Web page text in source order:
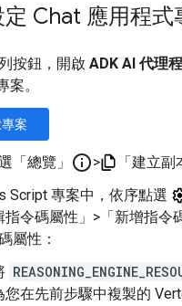
Chat 應用程式
按鈕，開啟 ADK AI 代理
案。
案
「總覽」 info_outline> 「建立副
Script 專案中，依序點選
指令碼屬性」 > 「新增指令
屬性：
您在先前步驟中複製的